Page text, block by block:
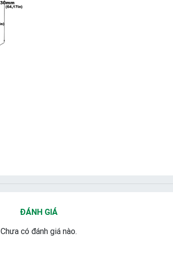
ĐÁNH GIÁ
Chưa có đánh giá nào.